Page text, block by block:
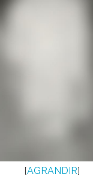
[AGRANDIR]